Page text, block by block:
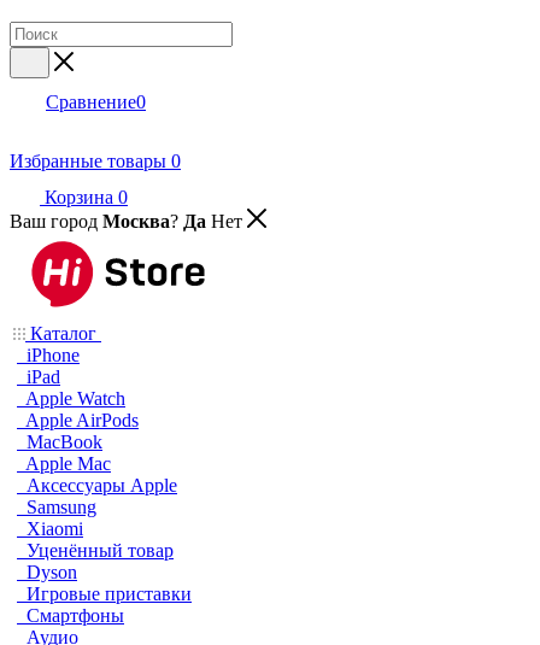
Сравнение0
Избранные товары 0
Корзина 0
Ваш город Москва? Да Нет
Каталог
iPhone
iPad
Apple Watch
Apple AirPods
MacBook
Apple Mac
Аксессуары Apple
Samsung
Xiaomi
Уценённый товар
Dyson
Игровые приставки
Смартфоны
Аудио